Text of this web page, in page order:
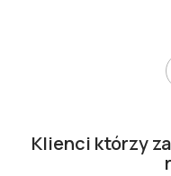
Klienci którzy